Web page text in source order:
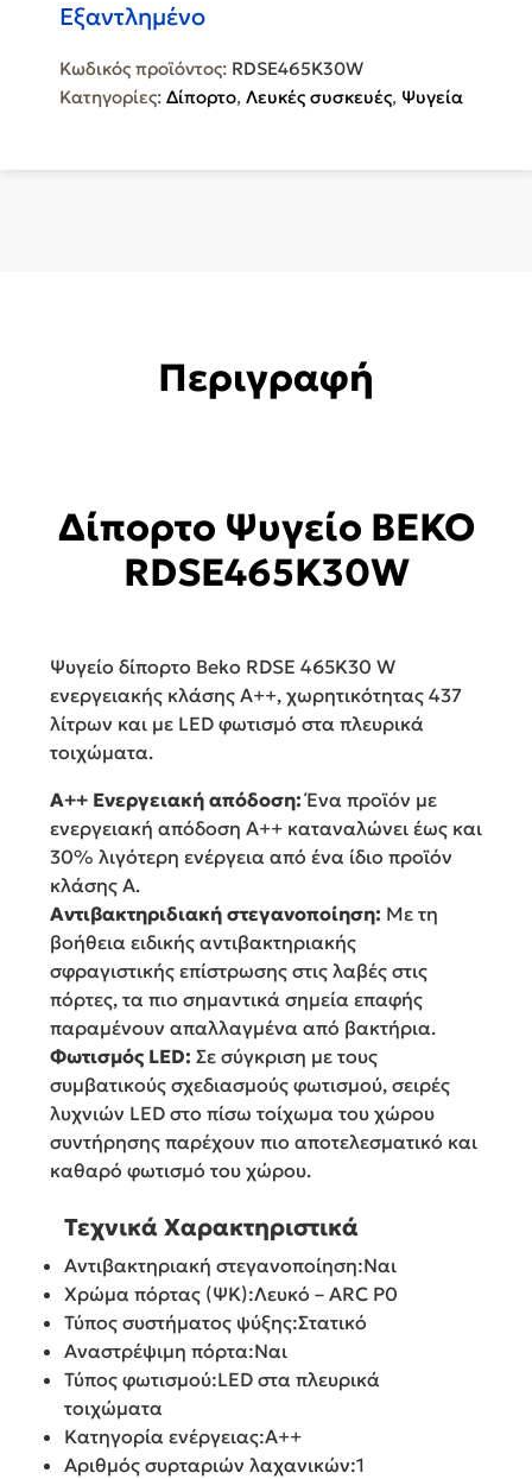
Εξαντλημένο
Κωδικός προϊόντος: RDSE465K30W
Κατηγορίες: Δίπορτο, Λευκές συσκευές, Ψυγεία
Περιγραφή
Δίπορτο Ψυγείο BEKO
RDSE465K30W
Ψυγείο δίπορτο Beko RDSE 465K30 W
ενεργειακής κλάσης Α++, χωρητικότητας 437
λίτρων και με LED φωτισμό στα πλευρικά
τοιχώματα.
A++ Ενεργειακή απόδοση:Ένα προϊόν με
ενεργειακή απόδοση A++ καταναλώνει έως και
30% λιγότερη ενέργεια από ένα ίδιο προϊόν
κλάσης A.
Αντιβακτηριδιακή στεγανοποίηση: Με τη
βοήθεια ειδικής αντιβακτηριακής
σφραγιστικής επίστρωσης στις λαβές στις
πόρτες, τα πιο σημαντικά σημεία επαφής
παραμένουν απαλλαγμένα από βακτήρια.
Φωτισμός LED: Σε σύγκριση με τους
συμβατικούς σχεδιασμούς φωτισμού, σειρές
λυχνιών LED στο πίσω τοίχωμα του χώρου
συντήρησης παρέχουν πιο αποτελεσματικό και
καθαρό φωτισμό του χώρου.
Τεχνικά Χαρακτηριστικά
Αντιβακτηριακή στεγανοποίηση:Ναι
Χρώμα πόρτας (ΨΚ):Λευκό – ARC P0
Τύπος συστήματος ψύξης:Στατικό
Αναστρέψιμη πόρτα:Ναι
Τύπος φωτισμού:LED στα πλευρικά
τοιχώματα
Κατηγορία ενέργειας:Α++
Αριθμός συρταριών λαχανικών:1